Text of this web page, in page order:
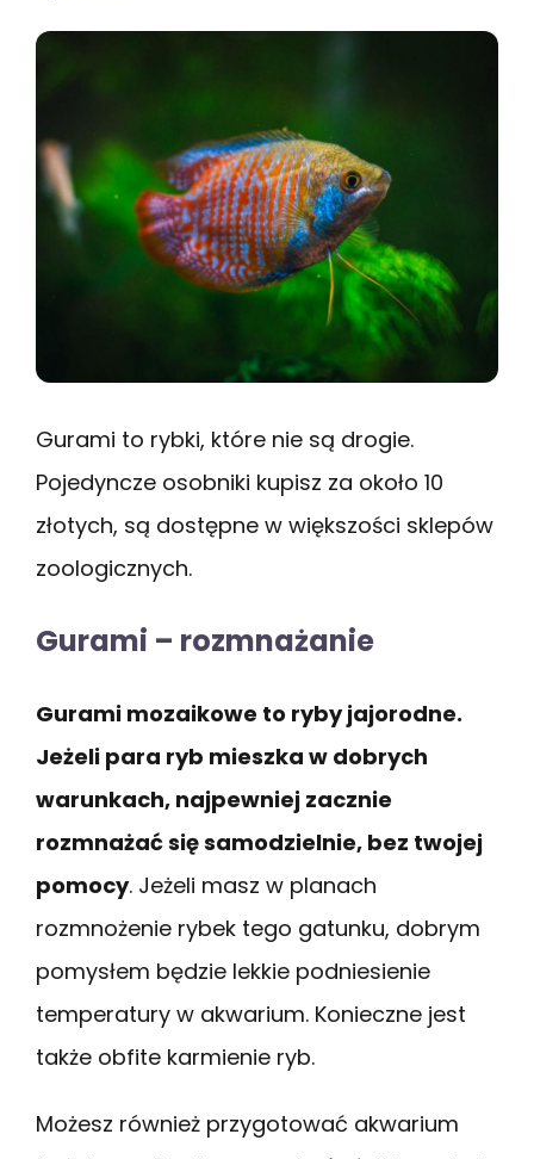
Gurami to rybki, które nie są drogie.
Pojedyncze osobniki kupisz za około 10
złotych, są dostępne w większości sklepów
zoologicznych.
Gurami – rozmnażanie
Gurami mozaikowe to ryby jajorodne.
Jeżeli para ryb mieszka w dobrych
warunkach, najpewniej zacznie
rozmnażać się samodzielnie, bez twojej
pomocy. Jeżeli masz w planach
rozmnożenie rybek tego gatunku, dobrym
pomysłem będzie lekkie podniesienie
temperatury w akwarium. Konieczne jest
także obfite karmienie ryb.
Możesz również przygotować akwarium